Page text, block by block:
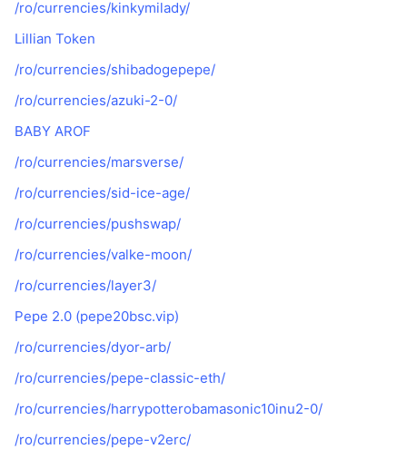
/ro/currencies/kinkymilady/
Lillian Token
/ro/currencies/shibadogepepe/
/ro/currencies/azuki-2-0/
BABY AROF
/ro/currencies/marsverse/
/ro/currencies/sid-ice-age/
/ro/currencies/pushswap/
/ro/currencies/valke-moon/
/ro/currencies/layer3/
Pepe 2.0 (pepe20bsc.vip)
/ro/currencies/dyor-arb/
/ro/currencies/pepe-classic-eth/
/ro/currencies/harrypotterobamasonic10inu2-0/
/ro/currencies/pepe-v2erc/